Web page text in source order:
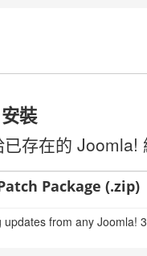
裝
存在的 Joomla!
Package (.zip)
from any Joomla!